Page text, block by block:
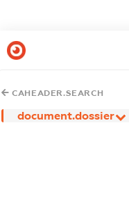
CAHEADER.SEARCH
document.dossier